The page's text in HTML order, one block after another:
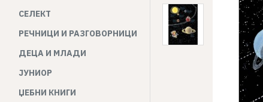
СЕЛЕКТ
РЕЧНИЦИ И РАЗГОВОРНИЦИ
ДЕЦА И МЛАДИ
ЈУНИОР
ЏЕБНИ КНИГИ